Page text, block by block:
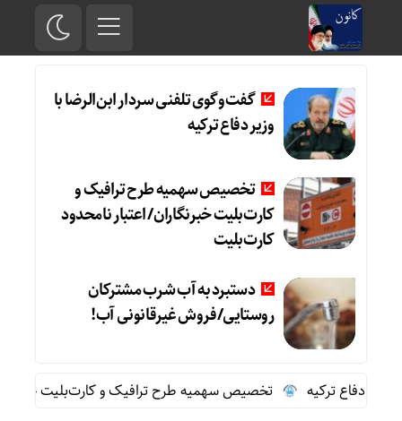
گفت‌وگوی تلفنی سردار ابن‌الرضا با
وزیر دفاع ترکیه
تخصیص سهمیه طرح ترافیک و
کارت‌بلیت خبرنگاران/ اعتبار نامحدود
کارت‌بلیت
دستبرد به آب شرب مشترکان
روستایی/فروش غیرقانونی آب!
دفاع ترکیه
تخصیص سهمیه طرح ترافیک و کارت‌بلیت